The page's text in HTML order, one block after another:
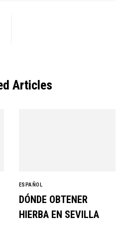
Articles
ESPAÑOL
DÓNDE OBTENER
HIERBA EN SEVILLA